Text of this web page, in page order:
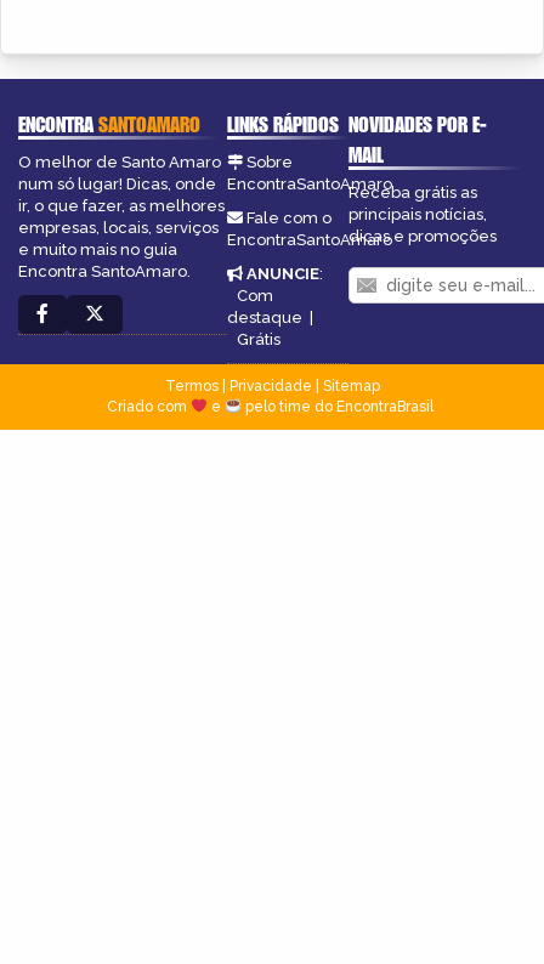
ENCONTRASANTOAMARO
O melhor de Santo Amaro
num só lugar! Dicas, onde
ir, o que fazer, as melhores
empresas, locais, serviços
e muito mais no guia
Encontra SantoAmaro.
LINKS RÁPIDOS
Sobre
EncontraSantoAmaro
Fale com o
EncontraSantoAmaro
ANUNCIE:
Com
destaque
Grátis
NOVIDADES POR E-
MAIL
Receba grátis as
principais notícias,
dicas e promoções
Termos| Privacidade
Sitemap
Criado com
e pelo time do EncontraBrasil